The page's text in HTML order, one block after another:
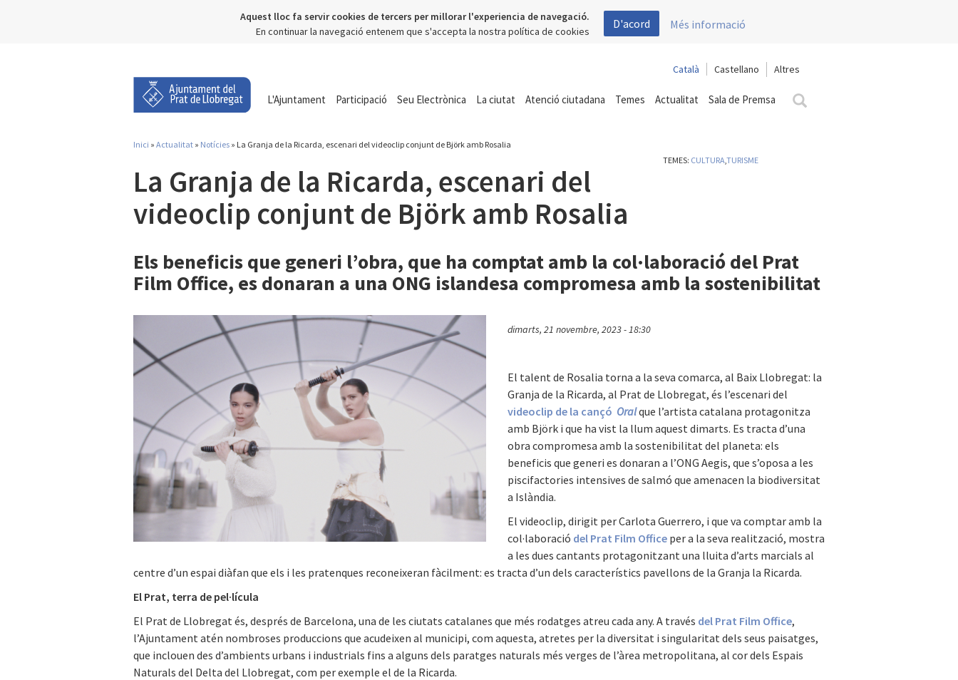
Aquest lloc fa servir cookies de tercers per millorar l'experiencia de navegació.
En continuar la navegació entenem que s'accepta la nostra política de cookies
D'acord Més informació
Català Castellano
L'Ajuntament Participació Seu Electrònica La ciutat Atenció ciutadana Temes Actualitat Sala de Premsa
Inici » Actualitat » Notícies » La Granja de la Ricarda, escenari del videoclip conjunt de Björk amb Rosalia
La Granja de la Ricarda, escenari del
videoclip conjunt de Björk amb Rosalia
TEMES: CULTURA,TURISME
Els beneficis que generi l’obra, que ha comptat amb la col·laboració del Prat
Film Office, es donaran a una ONG islandesa compromesa amb la sostenibilitat
dimarts, 21 novembre, 2023 - 18:30
El talent de Rosalia torna a la seva comarca, al Baix Llobregat: la
Granja de la Ricarda, al Prat de Llobregat, és l’escenari del
videoclip de la cançó Oralque l’artista catalana protagonitza
amb Björk i que ha vist la llum aquest dimarts. Es tracta d’una
obra compromesa amb la sostenibilitat del planeta: els
beneficis que generi es donaran a l’ONG Aegis, que s’oposa a les
piscifactories intensives de salmó que amenacen la biodiversitat
a Islàndia.
El videoclip, dirigit per Carlota Guerrero, i que va comptar amb la
col·laboració del Prat Film Office per a la seva realització, mostra
a les dues cantants protagonitzant una lluita d’arts marcials al
centre d’un espai diàfan que els i les pratenques reconeixeran fàcilment: es tracta d’un dels característics pavellons de la Granja la Ricarda.
El Prat, terra de pel·lícula
El Prat de Llobregat és, després de Barcelona, una de les ciutats catalanes que més rodatges atreu cada any. A través del Prat Film Office,
l’Ajuntament atén nombroses produccions que acudeixen al municipi, com aquesta, atretes per la diversitat i singularitat dels seus paisatges,
que inclouen des d’ambients urbans i industrials fins a alguns dels paratges naturals més verges de l’àrea metropolitana, al cor dels Espais
Naturals del Delta del Llobregat, com per exemple el de la Ricarda.